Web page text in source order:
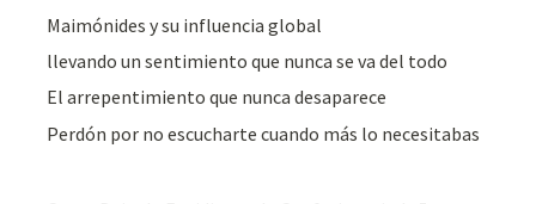
Maimónides y su influencia global
llevando un sentimiento que nunca se va del todo
El arrepentimiento que nunca desaparece
Perdón por no escucharte cuando más lo necesitabas